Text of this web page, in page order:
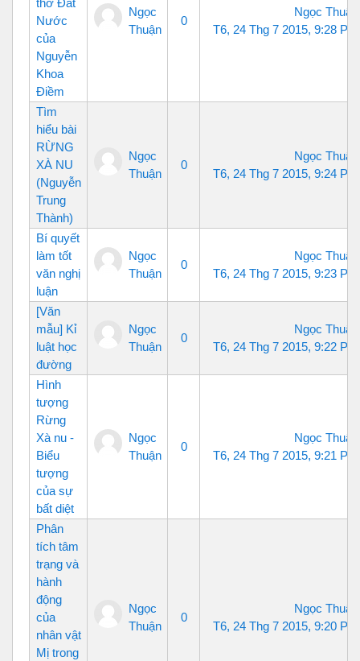
thơ Đất
Nước
của
Nguyễn
Khoa
Điềm
Ngọc
Thuận
0
Ngọc Thuận
T6, 24 Thg 7 2015, 9:28 PM
Tìm
hiểu bài
RỪNG
XÀ NU
(Nguyễn
Trung
Thành)
Ngọc
Thuận
0
Ngọc Thuận
T6, 24 Thg 7 2015, 9:24 PM
Bí quyết
làm tốt
văn nghị
luận
Ngọc
Thuận
0
Ngọc Thuận
T6, 24 Thg 7 2015, 9:23 PM
[Văn
mẫu] Kỉ
luật học
đường
Ngọc
Thuận
0
Ngọc Thuận
T6, 24 Thg 7 2015, 9:22 PM
Hình
tượng
Rừng
Xà nu -
Biểu
tượng
của sự
bất diệt
Ngọc
Thuận
0
Ngọc Thuận
T6, 24 Thg 7 2015, 9:21 PM
Phân
tích tâm
trạng và
hành
động
của
nhân vật
Mị trong
Ngọc
Thuận
0
Ngọc Thuận
T6, 24 Thg 7 2015, 9:20 PM